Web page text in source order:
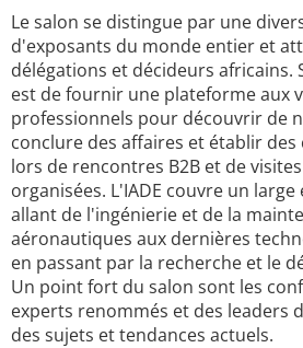
Le salon se distingue par une
d'exposants du monde entier et
délégations et décideurs africains.
est de fournir une plateforme aux
professionnels pour découvrir de
conclure des affaires et établir
lors de rencontres B2B et de
organisées. L'IADE couvre un
allant de l'ingénierie et de la
aéronautiques aux dernières
en passant par la recherche et le
Un point fort du salon sont les
experts renommés et des leaders
des sujets et tendances actuels.